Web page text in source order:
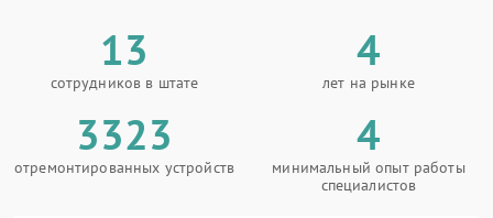
13
сотрудников в штате
4
лет на рынке
3323
отремонтированных устройств
4
минимальный опыт работы
специалистов